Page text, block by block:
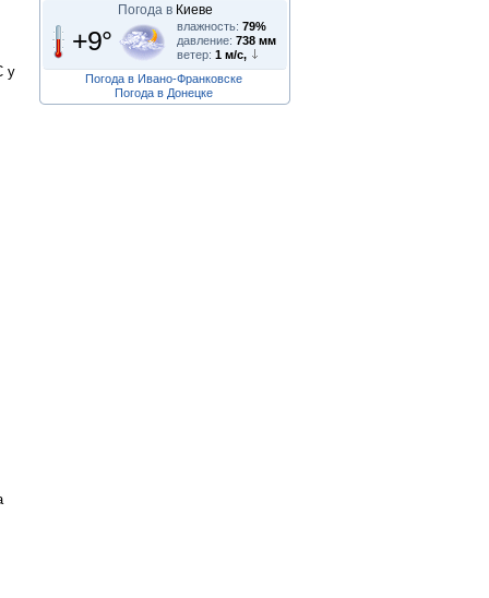
у
Погода в Киеве
+9° влажность: 79%
давление: 738 мм
ветер: 1 м/с,
Погода в Ивано-Франковске
Погода в Донецке